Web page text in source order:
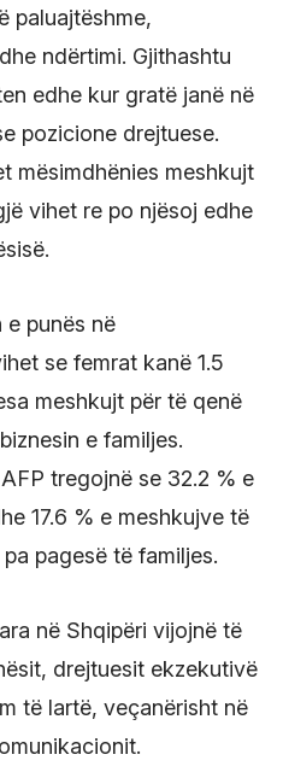
paluajtëshme,
ndërtimi. Gjithashtu
edhe kur gratë janë në
pozicione drejtuese.
mësimdhënies meshkujt
vihet re po njësoj edhe
e punës në
se femrat kanë 1.5
meshkujt për të qenë
e familjes.
tregojnë se 32.2 % e
17.6 % e meshkujve të
pagesë të familjes.
në Shqipëri vijojnë të
drejtuesit ekzekutivë
të lartë, veçanërisht në